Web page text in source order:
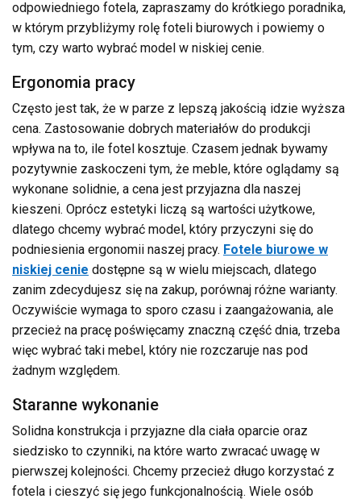
odpowiedniego fotela, zapraszamy do krótkiego poradnika,
w którym przybliżymy rolę foteli biurowych i powiemy o
tym, czy warto wybrać model w niskiej cenie.
Ergonomia pracy
Często jest tak, że w parze z lepszą jakością idzie wyższa
cena. Zastosowanie dobrych materiałów do produkcji
wpływa na to, ile fotel kosztuje. Czasem jednak bywamy
pozytywnie zaskoczeni tym, że meble, które oglądamy są
wykonane solidnie, a cena jest przyjazna dla naszej
kieszeni. Oprócz estetyki liczą są wartości użytkowe,
dlatego chcemy wybrać model, który przyczyni się do
podniesienia ergonomii naszej pracy. Fotele biurowe w
niskiej cenie dostępne są w wielu miejscach, dlatego
zanim zdecydujesz się na zakup, porównaj różne warianty.
Oczywiście wymaga to sporo czasu i zaangażowania, ale
przecież na pracę poświęcamy znaczną część dnia, trzeba
więc wybrać taki mebel, który nie rozczaruje nas pod
żadnym względem.
Staranne wykonanie
Solidna konstrukcja i przyjazne dla ciała oparcie oraz
siedzisko to czynniki, na które warto zwracać uwagę w
pierwszej kolejności. Chcemy przecież długo korzystać z
fotela i cieszyć się jego funkcjonalnością. Wiele osób